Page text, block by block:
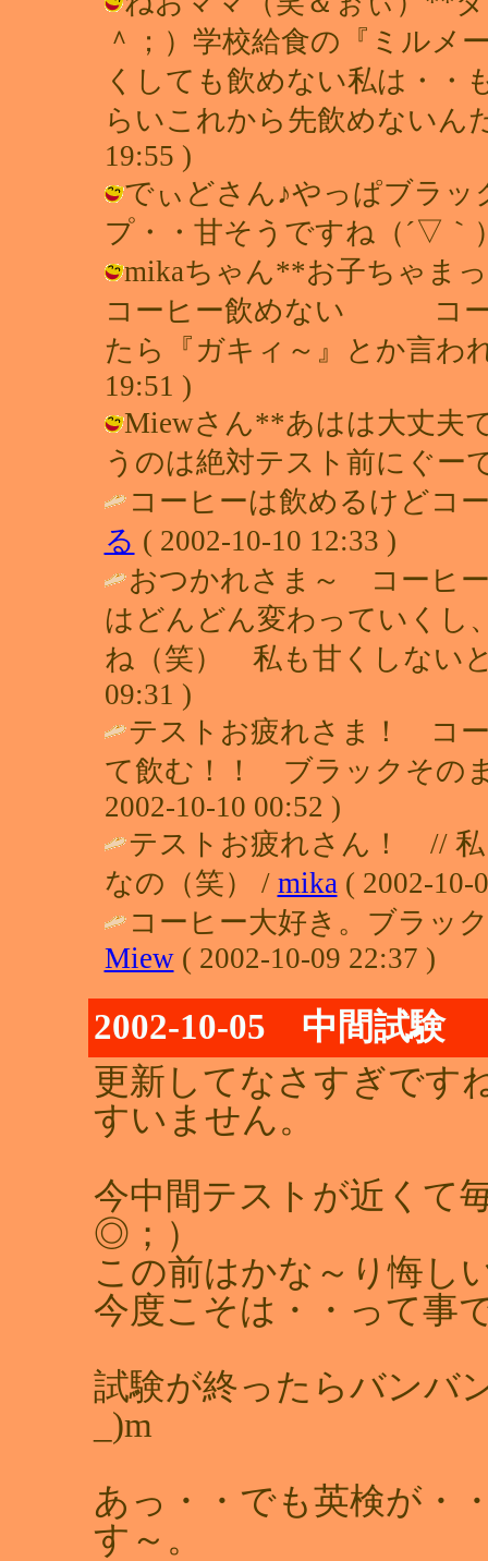
＾；）学校給食の『ミルメ
くしても飲めない私は・・
らいこれから先飲めないん
19:55 )
でぃどさん♪やっぱブラッ
プ・・甘そうですね（´▽｀
mikaちゃん**お子ちゃま
コーヒー飲めない コー
たら『ガキィ～』とか言わ
19:51 )
Miewさん**あはは大丈夫
うのは絶対テスト前にぐー
コーヒーは飲めるけどコ
る ( 2002-10-10 12:33 )
おつかれさま～ コーヒ
はどんどん変わっていくし
ね（笑） 私も甘くしない
09:31 )
テストお疲れさま！ コ
て飲む！！ ブラックその
2002-10-10 00:52 )
テストお疲れさん！ // 私
なの（笑） / mika ( 2002-10-
コーヒー大好き。ブラッ
Miew( 2002-10-09 22:37 )
2002-10-05 中間試験
更新してなさすぎです
すいません。
今中間テストが近くて
◎；）
この前はかな～り悔し
今度こそは・・って事
試験が終ったらバンバ
_)m
あっ・・でも英検が・
す～。